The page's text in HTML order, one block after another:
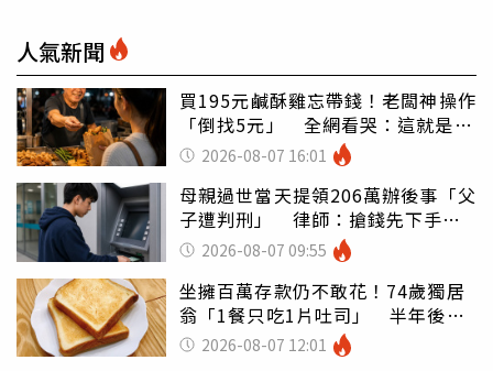
人氣新聞
買195元鹹酥雞忘帶錢！老闆神操作
「倒找5元」 全網看哭：這就是台
灣 2026-08-07 16:01
母親過世當天提領206萬辦後事「父
子遭判刑」 律師：搶錢先下手是
罪 2026-08-07 09:55
坐擁百萬存款仍不敢花！74歲獨居
翁「1餐只吃1片吐司」 半年後暴
瘦嚇壞女兒
2026-08-07 12:01